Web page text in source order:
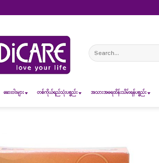
Search
for:
ဆေး၀ါးများ တစ်ကိုယ်ရည်သုံးပစ္စည်း အသားအရေထိန်းသိမ်းရန်ပစ္စည်း